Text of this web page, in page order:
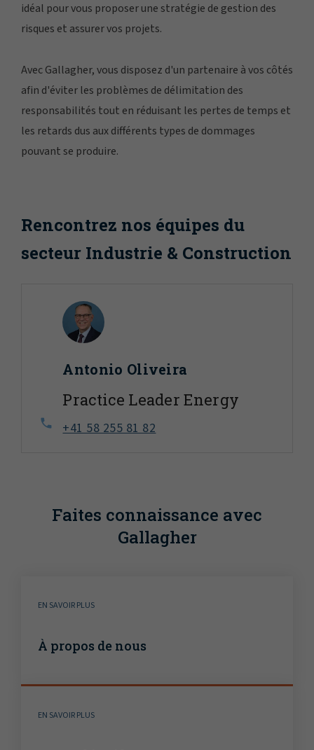
idéal pour vous proposer une stratégie de gestion des
risques et assurer vos projets.
Avec Gallagher, vous disposez d'un partenaire à vos côtés
afin d'éviter les problèmes de délimitation des
responsabilités tout en réduisant les pertes de temps et
les retards dus aux différents types de dommages
pouvant se produire.
Rencontrez nos équipes du
secteur Industrie & Construction
Antonio Oliveira
Practice Leader Energy
+41 58 255 81 82
Faites connaissance avec
Gallagher
EN SAVOIR PLUS
À propos de nous
EN SAVOIR PLUS